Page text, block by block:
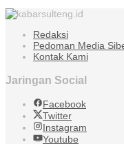
Redaksi
Pedoman Media
Kontak Kami
Jaringan Social
Facebook
Twitter
Instagram
Youtube